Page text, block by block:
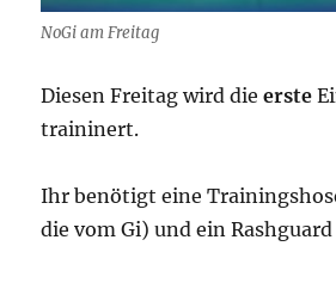
NoGi am Freitag
Diesen Freitag wird dieerste
traininert.
Ihr benötigt eine
die vom Gi) und ein